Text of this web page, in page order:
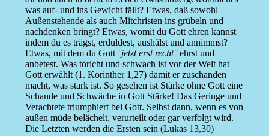
was auf- und ins Gewicht fällt? Etwas, daß sowohl
Außenstehende als auch Mitchristen ins grübeln und
nachdenken bringt? Etwas, womit du Gott ehren kannst
indem du es trägst, erduldest, aushälst und annimmst?
Etwas, mit dem du Gott ''jetzt erst recht''ehrst und
anbetest. Was töricht und schwach ist vor der Welt hat
Gott erwählt (1. Korinther 1,27) damit er zuschanden
macht, was stark ist. So gesehen ist Stärke ohne Gott eine
Schande und Schwäche in Gott Stärke! Das Geringe und
Verachtete triumphiert bei Gott. Selbst dann, wenn es von
außen müde belächelt, verurteilt oder gar verfolgt wird.
Die Letzten werden die Ersten sein (Lukas 13,30)